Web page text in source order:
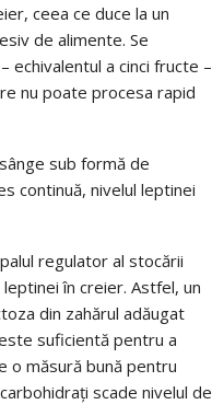
ceea ce duce la un
de alimente. Se
echivalentul a cinci fructe –
nu poate procesa rapid
sub formă de
continuă, nivelul leptinei
regulator al stocării
în creier. Astfel, un
din zahărul adăugat
suficientă pentru a
o măsură bună pentru
scade nivelul de